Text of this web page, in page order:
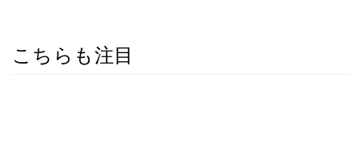
こちらも注目